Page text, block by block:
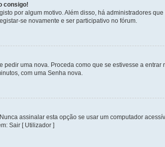
consigo!
por algum motivo. Além disso, há administradores
se novamente e ser participativo no fórum.
uma nova. Proceda como que se estivesse a
com uma Senha nova.
assinalar esta opção se usar um computador
Sair [ Utilizador ]